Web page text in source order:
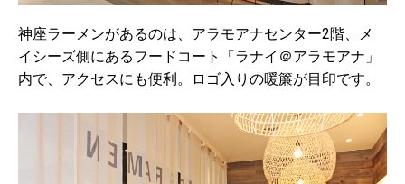
神座ラーメンがあるのは、アラモアナセンター2階、メ
イシーズ側にあるフードコート「ラナイ＠アラモアナ」
内で、アクセスにも便利。ロゴ入りの暖簾が目印です。